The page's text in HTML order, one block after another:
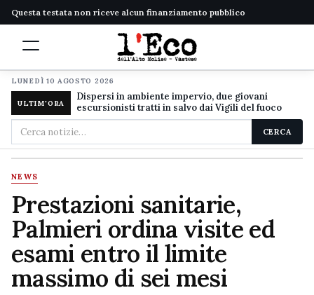
Questa testata non riceve alcun finanziamento pubblico
LUNEDÌ 10 AGOSTO 2026
ULTIM'ORA
Dispersi in ambiente impervio, due giovani
escursionisti tratti in salvo dai Vigili del fuoco
Cerca
nel
sito
CERCA
NEWS
Prestazioni sanitarie,
Palmieri ordina visite ed
esami entro il limite
massimo di sei mesi